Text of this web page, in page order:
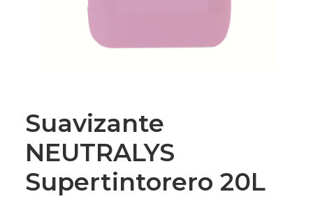
Suavizante
NEUTRALYS
Supertintorero 20L